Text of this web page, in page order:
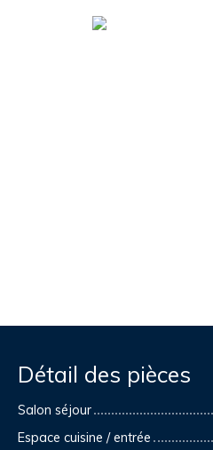
Détail des pièces
Salon séjour
Espace cuisine / entrée